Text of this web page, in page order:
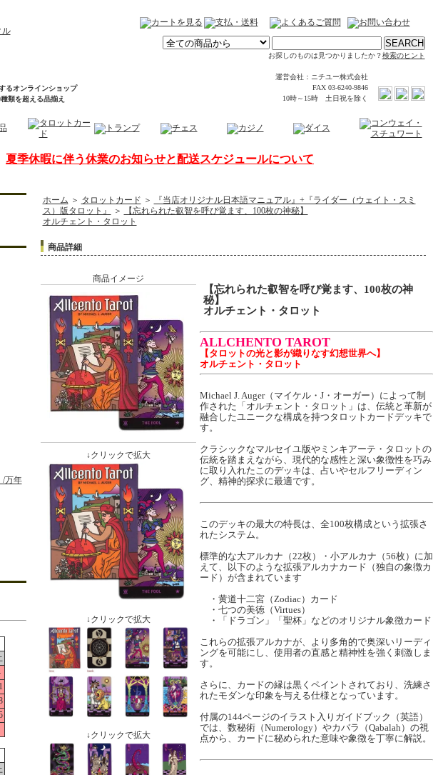
お探しのものは見つかりましたか？検索のヒント
運営会社：ニチユー株式会社
FAX 03-6240-9846
10時～15時 土日祝を除く
るオンラインショップ
類を超える品揃え
夏季休暇に伴う休業のお知らせと配送スケジュールについて
/万年
ホーム ＞ タロットカード ＞
『当店オリジナル日本語マニュアル』+『ライダー（ウェイト・スミ
ス）版タロット』
＞
【忘れられた叡智を呼び覚ます、100枚の神秘】
オルチェント・タロット
商品詳細
商品イメージ
↓クリックで拡大
↓クリックで拡大
↓クリックで拡大
【忘れられた叡智を呼び覚ます、100枚の神
秘】
オルチェント・タロット
ALLCHENTO TAROT
【タロットの光と影が織りなす幻想世界へ】
オルチェント・タロット
Michael J. Auger（マイケル・J・オーガー）によって制
作された「オルチェント・タロット」は、伝統と革新が
融合したユニークな構成を持つタロットカードデッキで
す。
クラシックなマルセイユ版やミンキアーテ・タロットの
伝統を踏まえながら、現代的な感性と深い象徴性を巧み
に取り入れたこのデッキは、占いやセルフリーディン
グ、精神的探求に最適です。
このデッキの最大の特長は、全100枚構成という拡張さ
れたシステム。
標準的な大アルカナ（22枚）・小アルカナ（56枚）に加
えて、以下のような拡張アルカナカード（独自の象徴カ
ード）が含まれています
・黄道十二宮（Zodiac）カード
・七つの美徳（Virtues）
・「ドラゴン」「聖杯」などのオリジナル象徴カード
これらの拡張アルカナが、より多角的で奥深いリーディ
ングを可能にし、使用者の直感と精神性を強く刺激しま
す。
さらに、カードの縁は黒くペイントされており、洗練さ
れたモダンな印象を与える仕様となっています。
付属の144ページのイラスト入りガイドブック（英語）
では、数秘術（Numerology）やカバラ（Qabalah）の視
点から、カードに秘められた意味や象徴を丁寧に解説。